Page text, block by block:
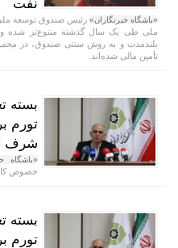
نفت
«باشگاه خبرنگاران» رئیس صندوق توسعه
تأمین مالی شده‌اند.
بسته
تورم
شرف
«باشگاه
خصوص
بسته
تورم